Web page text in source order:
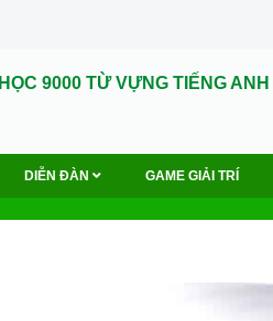
HỌC 9000 TỪ VỰNG TIẾNG ANH
DIỄN ĐÀN GAME GIẢI TRÍ